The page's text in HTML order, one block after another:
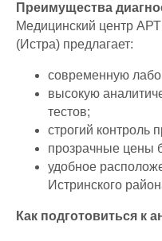
Преимущества
Медицинский центр
(Истра) предлагает:
современную
высокую
тестов;
строгий контроль
прозрачные цены
удобное
Истринского
Как подготовиться к